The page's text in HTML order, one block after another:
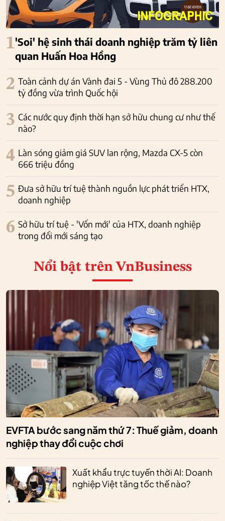
1'Soi' hệ sinh thái doanh nghiệp trăm tỷ liên
quan Huấn Hoa Hồng
2 Toàn cảnh dự án Vành đai 5 - Vùng Thủ đô 288.200
tỷ đồng vừa trình Quốc hội
3 Các nước quy định thời hạn sở hữu chung cư như thế
nào?
4 Làn sóng giảm giá SUV lan rộng, Mazda CX-5 còn
666 triệu đồng
5 Đưa sở hữu trí tuệ thành nguồn lực phát triển HTX,
doanh nghiệp
6 Sở hữu trí tuệ - 'Vốn mới' của HTX, doanh nghiệp
trong đổi mới sáng tạo
Nổi bật trên VnBusiness
EVFTA bước sang năm thứ 7: Thuế giảm, doanh
nghiệp thay đổi cuộc chơi
Xuất khẩu trực tuyến thời AI: Doanh
nghiệp Việt tăng tốc thế nào?